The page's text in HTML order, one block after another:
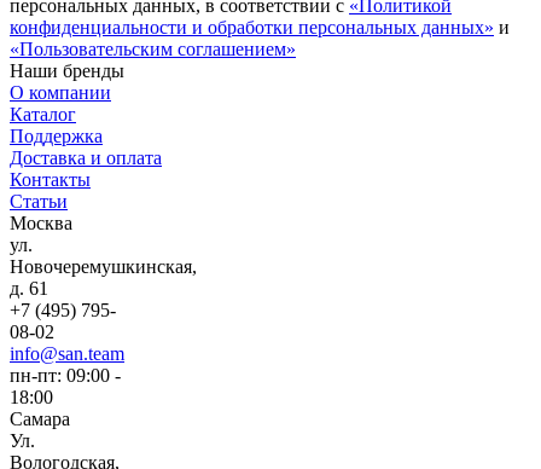
персональных данных, в соответствии с «Политикой
конфиденциальности и обработки персональных данных» и
«Пользовательским соглашением»
Наши бренды
О компании
Каталог
Поддержка
Доставка и оплата
Контакты
Статьи
Москва
ул.
Новочеремушкинская,
д. 61
+7 (495) 795-
08-02
info@san.team
пн-пт: 09:00 -
18:00
Самара
Ул.
Вологодская,